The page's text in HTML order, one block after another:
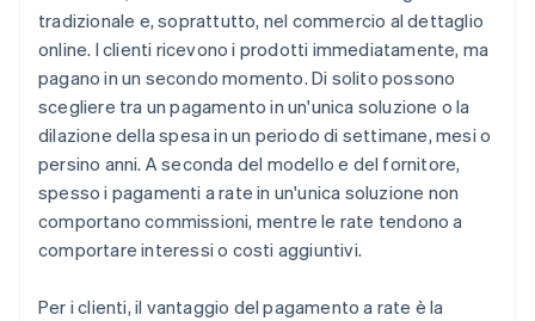
tradizionale e, soprattutto, nel commercio al dettaglio
online. I clienti ricevono i prodotti immediatamente, ma
pagano in un secondo momento. Di solito possono
scegliere tra un pagamento in un'unica soluzione o la
dilazione della spesa in un periodo di settimane, mesi o
persino anni. A seconda del modello e del fornitore,
spesso i pagamenti a rate in un'unica soluzione non
comportano commissioni, mentre le rate tendono a
comportare interessi o costi aggiuntivi.
Per i clienti, il vantaggio del pagamento a rate è la